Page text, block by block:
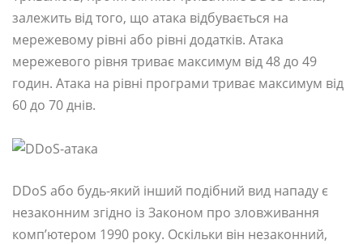
залежить від того, що атака відбувається на
мережевому рівні або рівні додатків. Атака
мережевого рівня триває максимум від 48 до 49
годин. Атака на рівні програми триває максимум від
60 до 70 днів.
DDoS або будь-який інший подібний вид нападу є
незаконним згідно із Законом про зловживання
комп’ютером 1990 року. Оскільки він незаконний,